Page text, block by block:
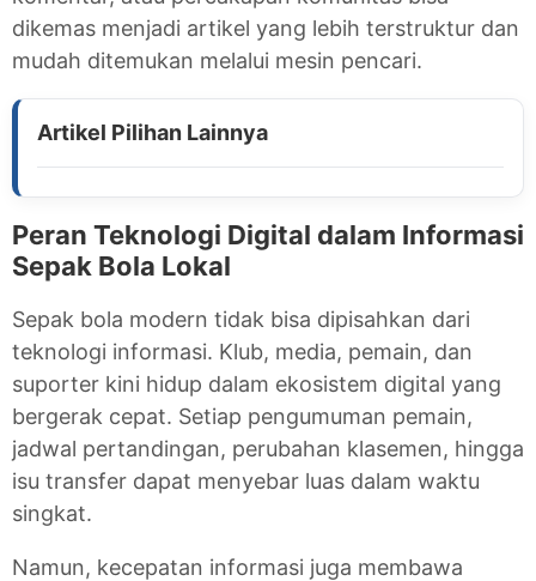
dikemas menjadi artikel yang lebih terstruktur dan
mudah ditemukan melalui mesin pencari.
Peran Teknologi Digital dalam Informasi
Sepak Bola Lokal
Sepak bola modern tidak bisa dipisahkan dari
teknologi informasi. Klub, media, pemain, dan
suporter kini hidup dalam ekosistem digital yang
bergerak cepat. Setiap pengumuman pemain,
jadwal pertandingan, perubahan klasemen, hingga
isu transfer dapat menyebar luas dalam waktu
singkat.
Namun, kecepatan informasi juga membawa